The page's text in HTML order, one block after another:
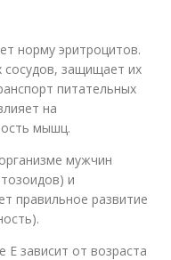
норму эритроцитов.
сосудов, защищает их
питательных
на
мышц.
мужчин
и
правильное развитие
Е зависит от возраста